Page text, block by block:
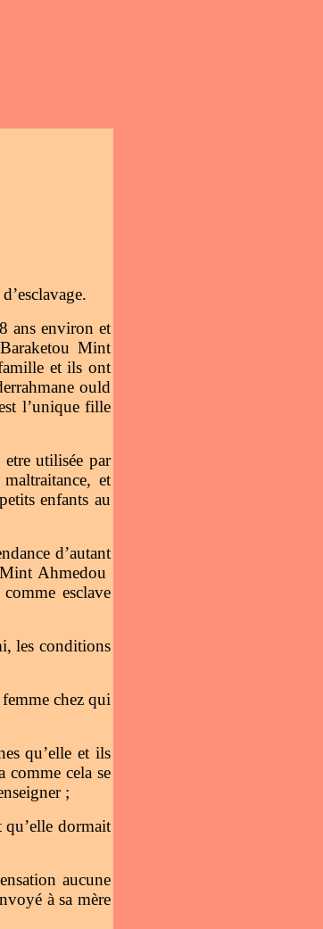
ans environ et
Mint
et ils ont
ould
l’unique fille
utilisée par
et
enfants au
d’autant
Ahmedou
esclave
les conditions
chez qui
qu’elle et ils
comme cela se
;
qu’elle dormait
aucune
à sa mère